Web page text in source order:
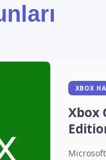
XBOX
Xbox